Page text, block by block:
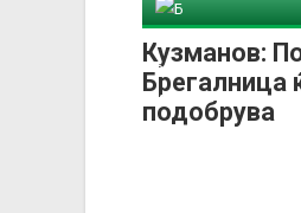
Кузманов:
Брегалница
подобрува